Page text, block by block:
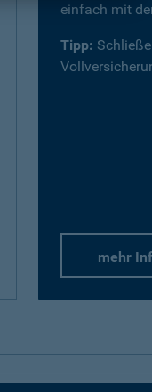
einfach mit
Tipp:
mehr